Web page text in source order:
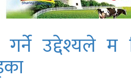
गर्ने उद्देश्यले म